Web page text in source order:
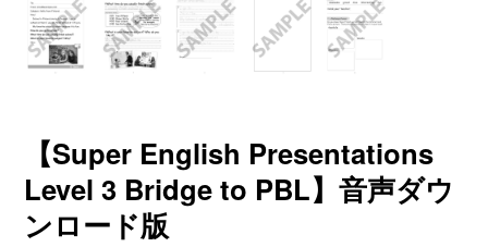
【Super English Presentations
Level 3 Bridge to PBL】音声ダウ
ンロード版